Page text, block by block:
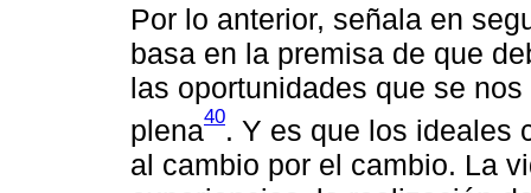
Por lo anterior, señala en
basa en la premisa de que
las oportunidades que se
plena40. Y es que los ideales
al cambio por el cambio. La